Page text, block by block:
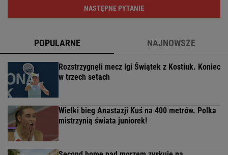
NASTĘPNE PYTANIE
POPULARNE NAJNOWSZE
Rozstrzygnęli mecz Igi Świątek z Kostiuk. Koniec
w trzech setach
Wielki bieg Anastazji Kuś na 400 metrów. Polka
mistrzynią świata juniorek!